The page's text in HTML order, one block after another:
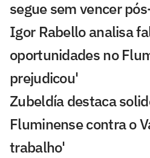
segue sem vencer
Igor Rabello analisa
oportunidades no
prejudicou'
Zubeldía destaca
Fluminense contra o
trabalho'